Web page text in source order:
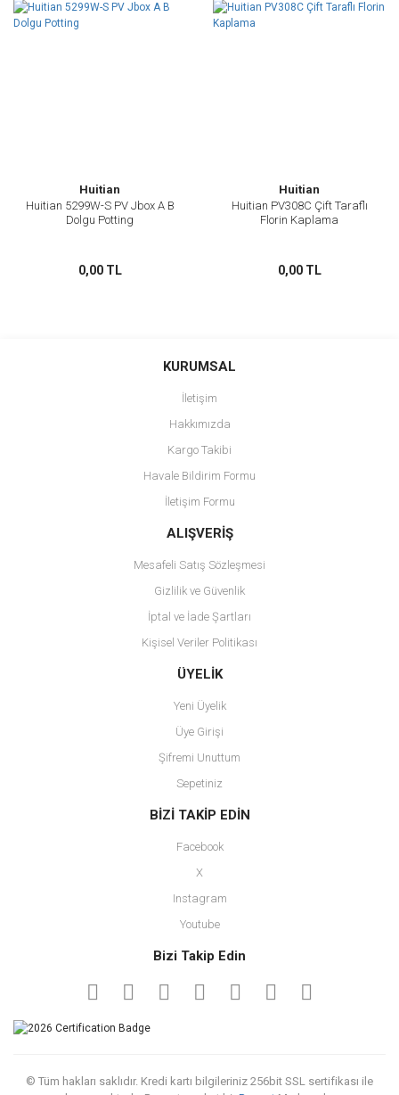
Huitian
Huitian 5299W-S PV Jbox A B
Dolgu Potting
0,00 TL
Huitian
Huitian PV308C Çift Taraflı
Florin Kaplama
0,00 TL
KURUMSAL
İletişim
Hakkımızda
Kargo Takibi
Havale Bildirim Formu
İletişim Formu
ALIŞVERİŞ
Mesafeli Satış Sözleşmesi
Gizlilik ve Güvenlik
İptal ve İade Şartları
Kişisel Veriler Politikası
ÜYELİK
Yeni Üyelik
Üye Girişi
Şifremi Unuttum
Sepetiniz
BİZİ TAKİP EDİN
Facebook
X
Instagram
Youtube
Bizi Takip Edin
© Tüm hakları saklıdır. Kredi kartı bilgileriniz 256bit SSL sertifikası ile